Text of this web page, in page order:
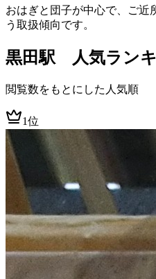
おはぎと団子が中心で、ご近
う取扱傾向です。
黒田駅 人気ラン
閲覧数をもとにした人気順
1位